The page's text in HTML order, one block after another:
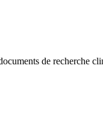
de recherche